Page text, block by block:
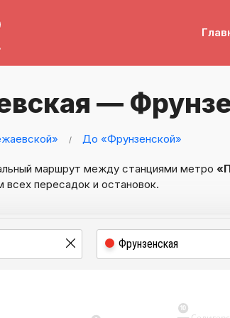
—
До «Фрунзенской»
маршрут между станциями метро
всех пересадок и остановок.
10